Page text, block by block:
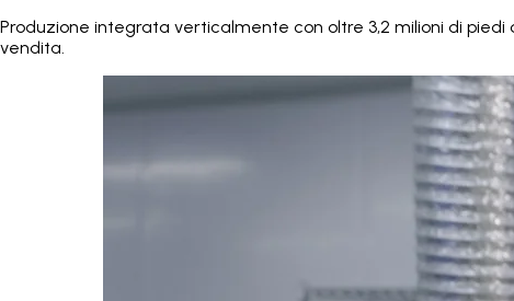
Produzione integrata verticalmente con oltre 3,2 milioni di
vendita.